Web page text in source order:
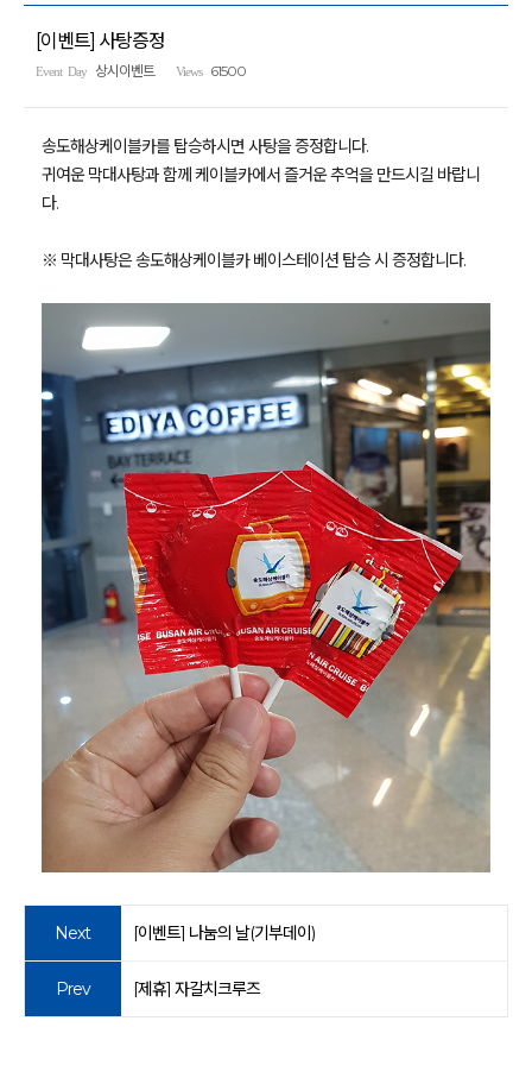
[이벤트] 사탕증정
Event Day 상시이벤트 Views 61500
송도해상케이블카를 탑승하시면 사탕을 증정합니다.
귀여운 막대사탕과 함께 케이블카에서 즐거운 추억을 만드시길 바랍니
다.
※ 막대사탕은 송도해상케이블카 베이스테이션 탑승 시 증정합니다.
Next [이벤트] 나눔의 날(기부데이)
Prev [제휴] 자갈치크루즈